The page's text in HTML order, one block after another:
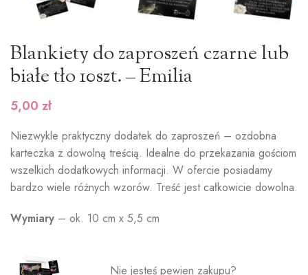
Blankiety do zaproszeń czarne lub
białe tło 10szt. – Emilia
5,00 zł
Niezwykle praktyczny dodatek do zaproszeń – ozdobna
karteczka z dowolną treścią. Idealne do przekazania gościom
wszelkich dodatkowych informacji. W ofercie posiadamy
bardzo wiele różnych wzorów. Treść jest całkowicie dowolna.
Wymiary – ok. 10 cm x 5,5 cm
Nie jesteś pewien zakupu?